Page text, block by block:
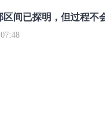
区间已探明，但过程不